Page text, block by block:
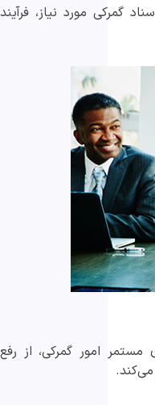
گمرکی مورد نیاز، فرآیند
امور گمرکی، از رفع